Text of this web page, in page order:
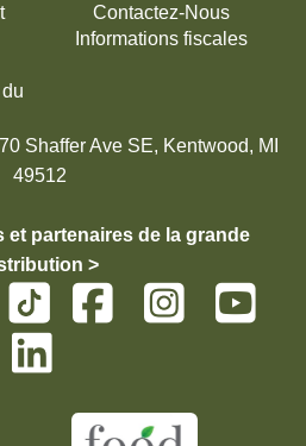
Contactez-Nous
Informations fiscales
Shaffer Ave SE, Kentwood, MI
49512
partenaires de la grande
>